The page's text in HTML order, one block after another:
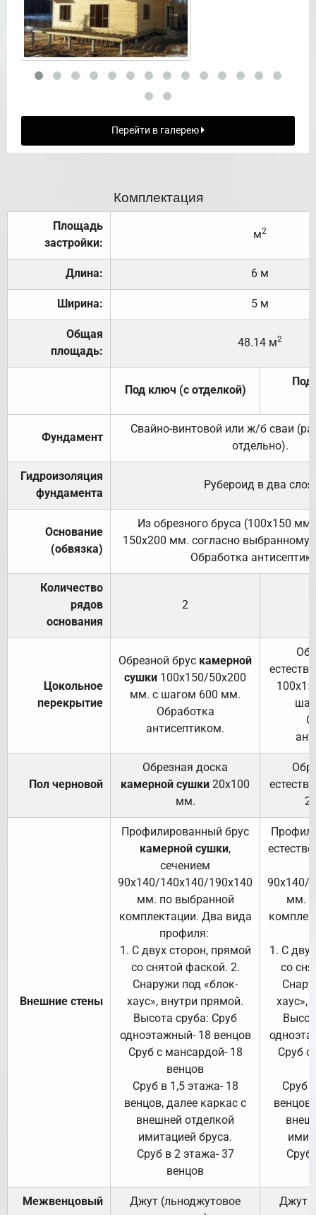
Перейти в галерею
Комплектация
Площадь
застройки:
м2
Длина: 6 м
Ширина: 5 м
Общая
площадь:
48.14 м2
Под ключ (с отделкой)
Под
Фундамент
Свайно-винтовой или ж/б сваи
отдельно).
Гидроизоляция
фундамента
Рубероид в два слоя.
Основание
(обвязка)
Из обрезного бруса (100х150
150х200 мм. согласно выбранному
Обработка
Количество
рядов
основания
2
Цокольное
перекрытие
Обрезной брус камерной
сушки 100х150/50х200
мм. с шагом 600 мм.
Обработка
антисептиком.
Пол черновой
Обрезная доска
камерной сушки 20х100
мм.
Внешние стены
Профилированный брус
камерной сушки,
сечением
90х140/140х140/190х140
мм. по выбранной
комплектации. Два вида
профиля:
1. С двух сторон, прямой
со снятой фаской. 2.
Снаружи под «блок-
хаус», внутри прямой.
Высота сруба: Сруб
одноэтажный- 18 венцов
Сруб с мансардой- 18
венцов
Сруб в 1,5 этажа- 18
венцов, далее каркас с
внешней отделкой
имитацией бруса.
Сруб в 2 этажа- 37
венцов
90х140/
мм.
1. С
со
хаус»,
Сруб с
Сруб
Сруб
Межвенцовый
Джут (льноджутовое
Джут